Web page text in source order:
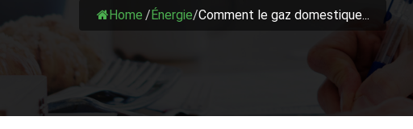
Home /Énergie/Comment le gaz domestique...